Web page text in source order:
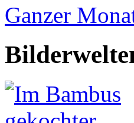
Ganzer